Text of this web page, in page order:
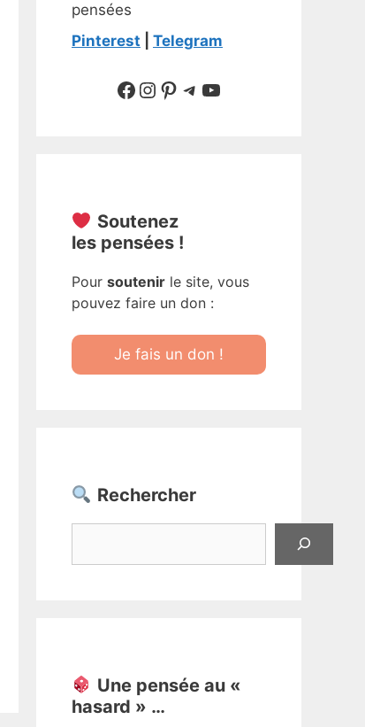
pensées
Pinterest
Telegram
Suivre sur Facebook
Suivre sur Instagram
Pinterest
Sur Telegram
YouTube
Soutenez
les pensées !
Pour soutenir le site, vous
pouvez faire un don :
Je fais un don !
Rechercher
Une pensée au «
hasard » …